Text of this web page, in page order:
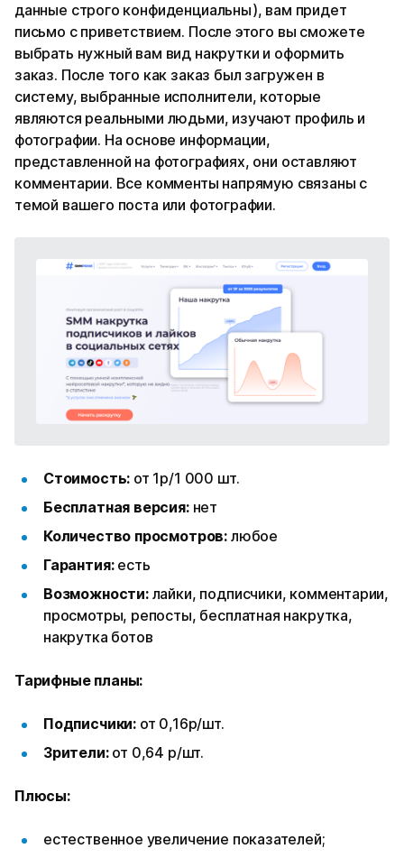
данные строго конфиденциальны), вам придет
письмо с приветствием. После этого вы сможете
выбрать нужный вам вид накрутки и оформить
заказ. После того как заказ был загружен в
систему, выбранные исполнители, которые
являются реальными людьми, изучают профиль и
фотографии. На основе информации,
представленной на фотографиях, они оставляют
комментарии. Все комменты напрямую связаны с
темой вашего поста или фотографии.
Стоимость: от 1р/1 000 шт.
Бесплатная версия: нет
Количество просмотров: любое
Гарантия: есть
Возможности: лайки, подписчики, комментарии,
просмотры, репосты, бесплатная накрутка,
накрутка ботов
Тарифные планы:
Подписчики: от 0,16р/шт.
Зрители: от 0,64 р/шт.
Плюсы:
естественное увеличение показателей;